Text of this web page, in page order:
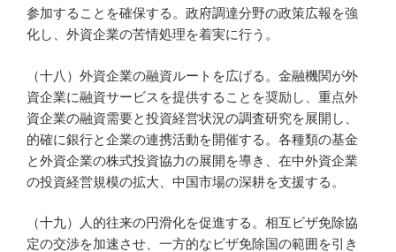
参加することを確保する。政府調達分野の政策広報を強
化し、外資企業の苦情処理を着実に行う。
（十八）外資企業の融資ルートを広げる。金融機関が外
資企業に融資サービスを提供することを奨励し、重点外
資企業の融資需要と投資経営状況の調査研究を展開し、
的確に銀行と企業の連携活動を開催する。各種類の基金
と外資企業の株式投資協力の展開を導き、在中外資企業
の投資経営規模の拡大、中国市場の深耕を支援する。
（十九）人的往来の円滑化を促進する。相互ビザ免除協
定の交渉を加速させ、一方的なビザ免除国の範囲を引き